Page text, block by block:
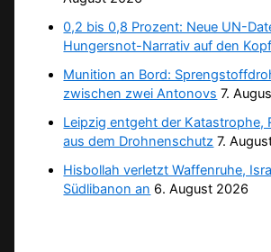
0,2 bis 0,8 Prozent: Neue UN-
Hungersnot-Narrativ auf den Kopf
Munition an Bord:
zwischen zwei Antonovs 7.
Leipzig entgeht der Katastrophe,
aus dem Drohnenschutz 7.
Hisbollah verletzt Waffenruhe,
Südlibanon an 6. August 2026